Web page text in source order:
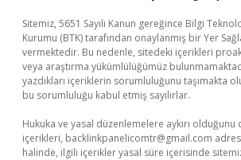
Sitemiz, 5651 Sayılı Kanun gereğince Bilgi
Kurumu (BTK) tarafından onaylanmış bir Yer
vermektedir. Bu nedenle, sitedeki içerikleri
veya araştırma yükümlülüğümüz
yazdıkları içeriklerin sorumluluğunu taşımakta
bu sorumluluğu kabul etmiş sayılırlar.
Hukuka ve yasal düzenlemelere aykırı
içerikleri, backlinkpanelicomtr@gmail.com
halinde, ilgili içerikler yasal süre içerisinde